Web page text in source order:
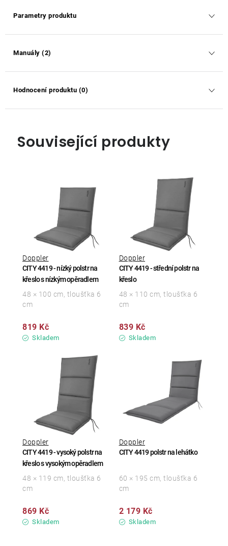
Parametry produktu
Manuály (2)
Hodnocení produktu (0)
Související produkty
CITY 4419 - nízký polstr na
křeslo s nízkým opěradlem
Doppler
Skladem
819 Kč
48 × 100 cm, tloušťka 6
cm
CITY 4419 - střední polstr na
křeslo
Doppler
Skladem
839 Kč
48 × 110 cm, tloušťka 6
cm
CITY 4419 - vysoký polstr na
křeslo s vysokým opěradlem
Doppler
Skladem
869 Kč
48 × 119 cm, tloušťka 6
cm
CITY 4419 polstr na lehátko
Doppler
Skladem
2 179 Kč
60 × 195 cm, tloušťka 6
cm